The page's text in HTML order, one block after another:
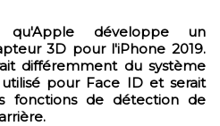
qu'Apple développe un
3D pour l'iPhone 2019.
différemment du système
pour Face ID et serait
fonctions de détection de